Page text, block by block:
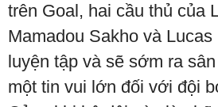
trên Goal, hai cầu thủ của
Mamadou Sakho và
luyện tập và sẽ sớm ra
một tin vui lớn đối với đội